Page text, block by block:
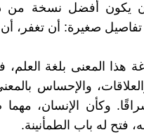
أن يكون أفضل نسخة من
صغيرة: أن تغفر،
هذا المعنى بلغة العلم،
والإحساس
وكأن الإنسان،
فتح له باب الطمأنينة.